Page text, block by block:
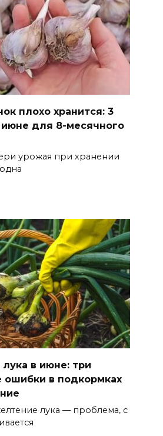
плохо хранится: 3
июне для 8-месячного
урожая при хранении
в июне: три
ошибки в подкормках
лука — проблема, с